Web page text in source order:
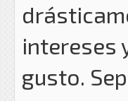
intereses
gusto.